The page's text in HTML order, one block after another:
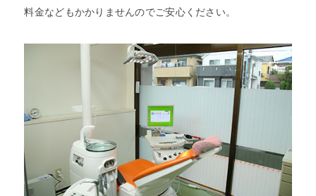
料金などもかかりませんのでご安心ください。